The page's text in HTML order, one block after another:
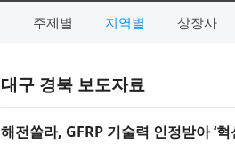
주제별 지역별 상장사
대구 경북 보도자료
해전쏠라, GFRP 기술력 인정받아 ‘